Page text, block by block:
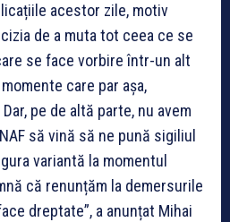
acestor zile, motiv
de a muta tot ceea ce se
se face vorbire într-un alt
care par așa,
pe de altă parte, nu avem
să vină să ne pună sigiliul
variantă la momentul
că renunțăm la demersurile
dreptate”, a anunțat Mihai